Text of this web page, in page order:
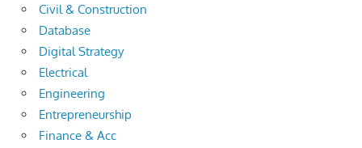
Civil & Construction
Database
Digital Strategy
Electrical
Engineering
Entrepreneurship
Finance & Acc